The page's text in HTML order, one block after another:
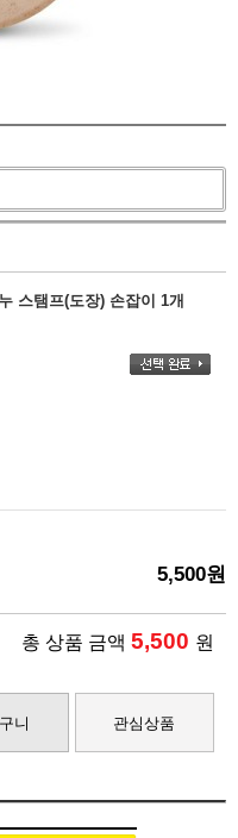
스탬프(도장) 손잡이 1개
5,500원
총 상품 금액 5,500 원
니 관심상품